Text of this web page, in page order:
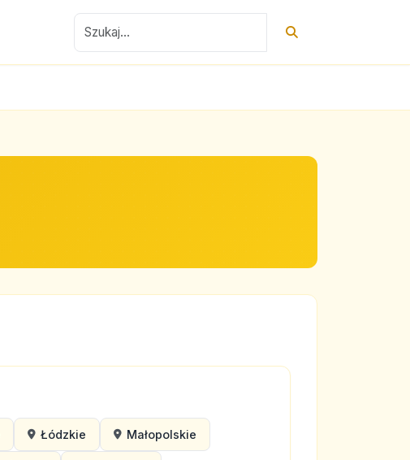
Łódzkie Małopolskie